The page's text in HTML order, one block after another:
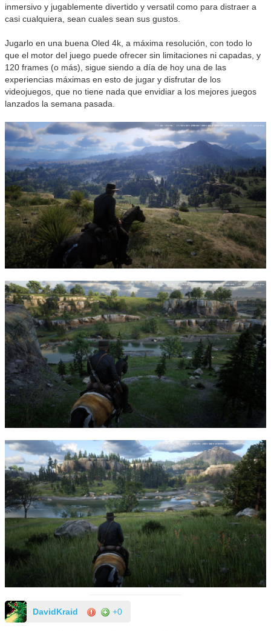
inmersivo y jugablemente divertido y versatil como para distraer a
casi cualquiera, sean cuales sean sus gustos.
Jugarlo en una buena Oled 4k, a máxima resolución, con todo lo
que el motor del juego puede ofrecer sin limitaciones ni capadas, y
120 frames (o más), sigue siendo a día de hoy una de las
experiencias máximas en esto de jugar y disfrutar de los
videojuegos, que no tiene nada que envidiar a los mejores juegos
lanzados la semana pasada.
DavidKraid +0